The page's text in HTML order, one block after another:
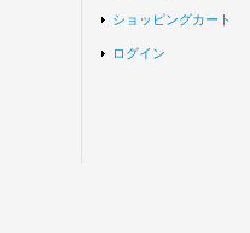
ショッピングカート
ログイン